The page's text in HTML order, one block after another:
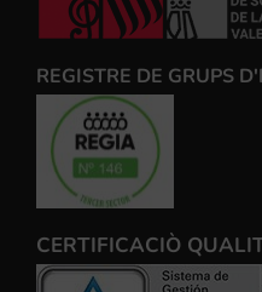
REGISTRE DE GRUPS
CERTIFICACIÒ